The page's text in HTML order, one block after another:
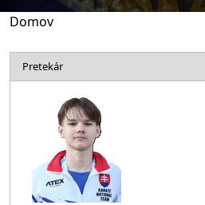
Domov
Pretekár
Obrázok